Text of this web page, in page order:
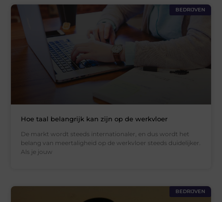
BEDRIJVEN
Hoe taal belangrijk kan zijn op de werkvloer
De markt wordt steeds internationaler, en dus wordt het
belang van meertaligheid op de werkvloer steeds duidelijker.
Als je jouw
BEDRIJVEN